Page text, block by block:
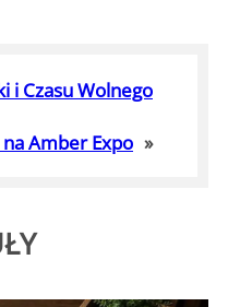
i Czasu Wolnego
Amber Expo »